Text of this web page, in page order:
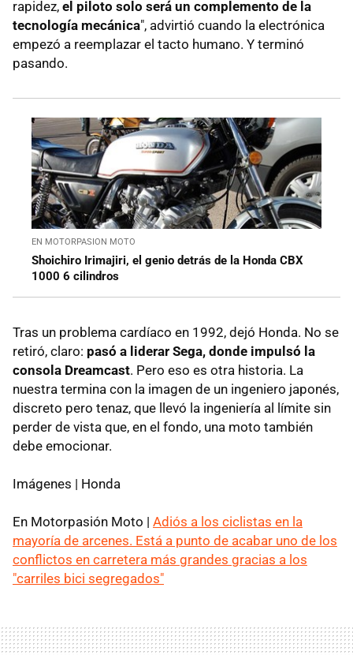
rapidez, el piloto solo será un complemento de la
tecnología mecánica", advirtió cuando la electrónica
empezó a reemplazar el tacto humano. Y terminó
pasando.
EN MOTORPASION MOTO
Shoichiro Irimajiri, el genio detrás de la Honda CBX
1000 6 cilindros
Tras un problema cardíaco en 1992, dejó Honda. No se
retiró, claro: pasó a liderar Sega, donde impulsó la
consola Dreamcast. Pero eso es otra historia. La
nuestra termina con la imagen de un ingeniero japonés,
discreto pero tenaz, que llevó la ingeniería al límite sin
perder de vista que, en el fondo, una moto también
debe emocionar.
Imágenes | Honda
En Motorpasión Moto | Adiós a los ciclistas en la
mayoría de arcenes. Está a punto de acabar uno de los
conflictos en carretera más grandes gracias a los
"carriles bici segregados"